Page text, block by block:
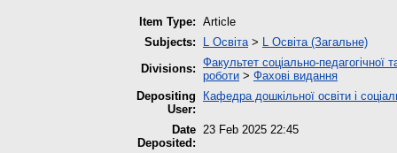
Item Type: Article
Subjects:
L Освіта> L Освіта (Загальне)
Divisions: Факультет соціально-педагогічної
роботи > Фахові видання
Depositing
User:
Кафедра дошкільної освіти і
Date
Deposited:
23 Feb 2025 22:45